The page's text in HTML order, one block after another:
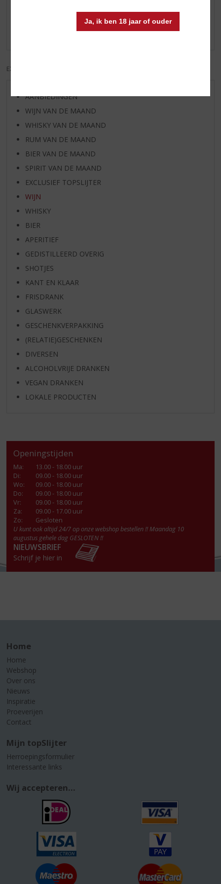
Ja, ik ben 18 jaar of ouder
EXCL. BTW
AANBIEDINGEN
WIJN VAN DE MAAND
WHISKY VAN DE MAAND
RUM VAN DE MAAND
BIER VAN DE MAAND
SPIRIT VAN DE MAAND
EXCLUSIEF TOPSLIJTER
WIJN
WHISKY
BIER
APERITIEF
GEDISTILLEERD OVERIG
SHOTJES
KANT EN KLAAR
FRISDRANK
GLASWERK
GESCHENKVERPAKKING
(RELATIE)GESCHENKEN
DIVERSEN
ALCOHOLVRIJE DRANKEN
VEGAN DRANKEN
LOKALE PRODUCTEN
Openingstijden
Ma:
13.00 - 18.00 uur
Di:
09.00 - 18.00 uur
Wo:
09.00 - 18.00 uur
Do:
09.00 - 18.00 uur
Vr:
09.00 - 18.00 uur
Za:
09.00 - 17.00 uur
Zo:
Gesloten
U kunt ook altijd 24/7 op onze webshop bestellen !! Maandag 10
augustus gehele dag GESLOTEN !!
NIEUWSBRIEF
Schrijf je hier in
Home
Home
Webshop
Over ons
Nieuws
Inspiratie
Proeverijen
Contact
Mijn topSlijter
Herroepingsformulier
Interessante links
Wij accepteren...